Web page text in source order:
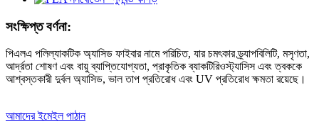
সংক্ষিপ্ত বর্ণনা:
পিএলএ পলিল্যাকটিক অ্যাসিড ফাইবার নামে পরিচিত, যার চমৎকার ড্র্যাপবিলিটি, মসৃণতা,
আর্দ্রতা শোষণ এবং বায়ু ব্যাপ্তিযোগ্যতা, প্রাকৃতিক ব্যাকটিরিওস্ট্যাসিস এবং ত্বককে
আশ্বস্তকারী দুর্বল অ্যাসিড, ভাল তাপ প্রতিরোধ এবং UV প্রতিরোধ ক্ষমতা রয়েছে।
আমাদের ইমেইল পাঠান